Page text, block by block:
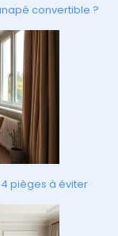
convertible ?
pièges à éviter